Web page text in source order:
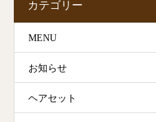
カテゴリー
MENU
お知らせ
ヘアセット